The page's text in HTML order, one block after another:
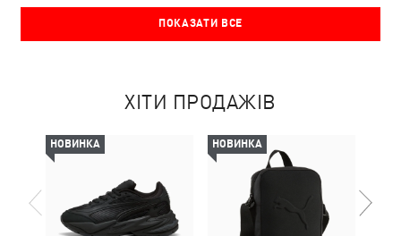
ПОКАЗАТИ ВСЕ
ХІТИ ПРОДАЖІВ
НОВИНКА НОВИНКА